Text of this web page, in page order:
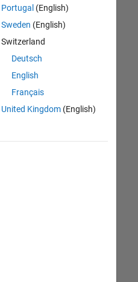
Portugal (English)
Sweden (English)
Switzerland
Deutsch
English
Français
United Kingdom(English)